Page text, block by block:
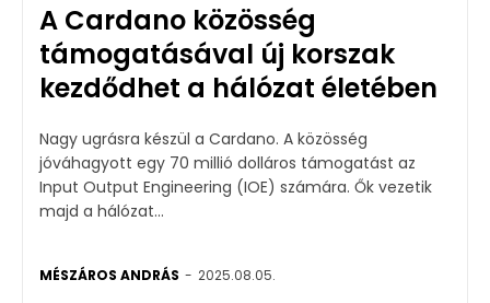
A Cardano közösség
támogatásával új korszak
kezdődhet a hálózat életében
Nagy ugrásra készül a Cardano. A közösség
jóváhagyott egy 70 millió dolláros támogatást az
Input Output Engineering (IOE) számára. Ők vezetik
majd a hálózat...
MÉSZÁROS ANDRÁS - 2025.08.05.